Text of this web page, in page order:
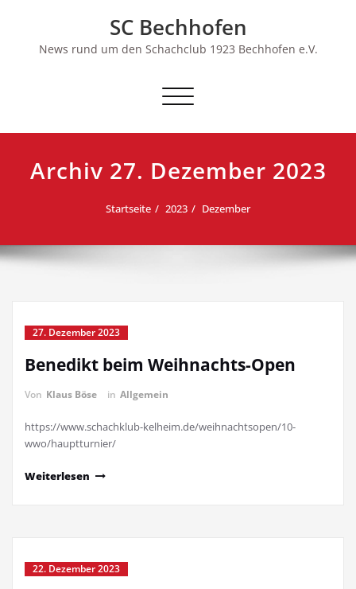
SC Bechhofen
News rund um den Schachclub 1923 Bechhofen e.V.
Schalte
Archiv 27. Dezember 2023
Startseite 2023 Dezember
27. Dezember 2023
Benedikt beim Weihnachts-Open
Von Klaus Böse in Allgemein
https://www.schachklub-kelheim.de/weihnachtsopen/10-
wwo/hauptturnier/
Weiterlesen
22. Dezember 2023